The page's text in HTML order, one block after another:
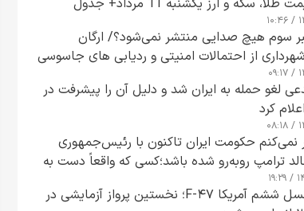
سکه و ارز یکشنبه 11 مرداد+ جدول
سوم هیچ صدایی منتشر نمی‌شود؟/ ارگان
از احتمالات امنیتی و ردیابی های جاسوسی
ترامپ مدعی لغو حمله به ایران شد و دلیل آن را پیشرفت در
کرد
نمی‌کنم حکومت ایران تاکنون با رئیس‌جمهوری
ترامپ روبه‌رو شده باشد؛کسی که واقعاً دست به
جنگنده نسل ششم آمریکا F-۴۷؛ نخستین پرواز آزمایشی در